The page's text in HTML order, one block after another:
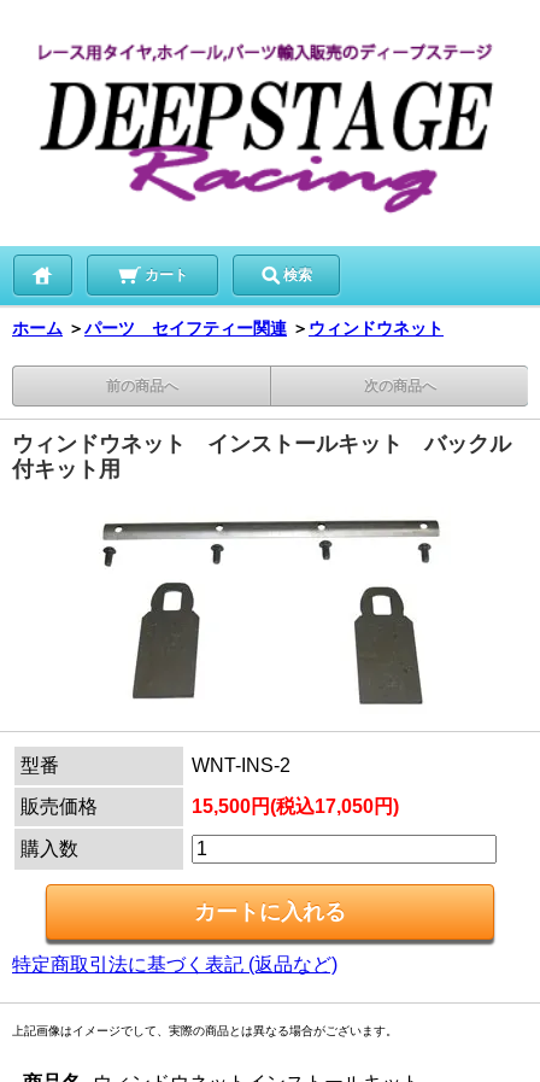
カート 検索
ホーム ＞パーツ セイフティー関連 ＞ ウィンドウネット
前の商品へ 次の商品へ
ウィンドウネット インストールキット バックル
付キット用
型番
WNT-INS-2
販売価格
15,500円(税込17,050円)
購入数
特定商取引法に基づく表記 (返品など)
上記画像はイメージでして、実際の商品とは異なる場合がございます。